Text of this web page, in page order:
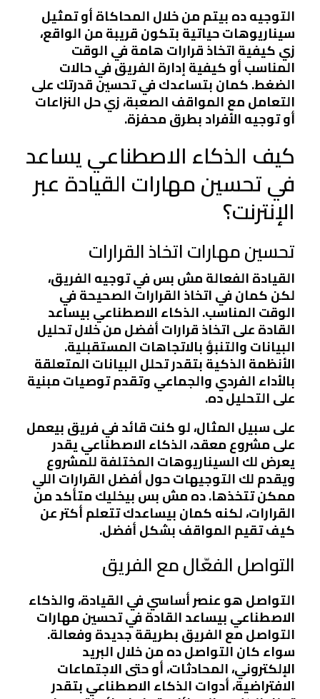
التوجيه ده بيتم من خلال المحاكاة أو تمثيل
سيناريوهات حياتية بتكون قريبة من الواقع،
زي كيفية اتخاذ قرارات هامة في الوقت
المناسب أو كيفية إدارة الفريق في حالات
الضغط. كمان بتساعدك في تحسين قدرتك على
التعامل مع المواقف الصعبة، زي حل النزاعات
أو توجيه الأفراد بطرق محفزة.
كيف الذكاء الاصطناعي يساعد
في تحسين مهارات القيادة عبر
الإنترنت؟
تحسين مهارات اتخاذ القرارات
القيادة الفعالة مش بس في توجيه الفريق،
لكن كمان في اتخاذ القرارات الصحيحة في
الوقت المناسب. الذكاء الاصطناعي بيساعد
القادة على اتخاذ قرارات أفضل من خلال تحليل
البيانات والتنبؤ بالاتجاهات المستقبلية.
الأنظمة الذكية بتقدر تحلل البيانات المتعلقة
بالأداء الفردي والجماعي وتقدم توصيات مبنية
على التحليل ده.
على سبيل المثال، لو كنت قائد في فريق بيعمل
على مشروع معقد، الذكاء الاصطناعي يقدر
يعرض لك السيناريوهات المختلفة للمشروع
ويقدم لك التوجيهات حول أفضل القرارات اللي
ممكن تتخذها. ده مش بس بيخليك متأكد من
القرارات، لكنه كمان بيساعدك تتعلم أكتر عن
كيف تقيم المواقف بشكل أفضل.
التواصل الفعّال مع الفريق
التواصل هو عنصر أساسي في القيادة، والذكاء
الاصطناعي بيساعد القادة في تحسين مهارات
التواصل مع الفريق بطريقة جديدة وفعالة.
سواء كان التواصل ده من خلال البريد
الإلكتروني، المحادثات، أو حتى الاجتماعات
الافتراضية، أدوات الذكاء الاصطناعي بتقدر